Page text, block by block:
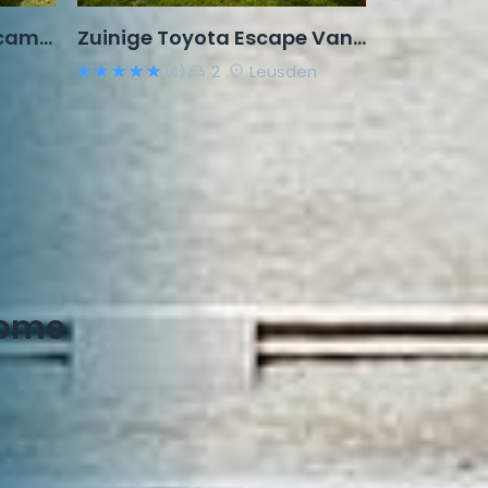
Knusse Adria Twin buscamper – compact, compleet & hond welkom Zuinige Toyota Escape Van bj2022
(6) 2 Leusden